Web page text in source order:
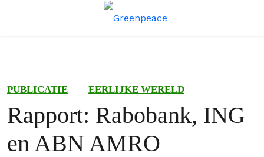
PUBLICATIE EERLIJKE WERELD
Rapport: Rabobank, ING
en ABN AMRO